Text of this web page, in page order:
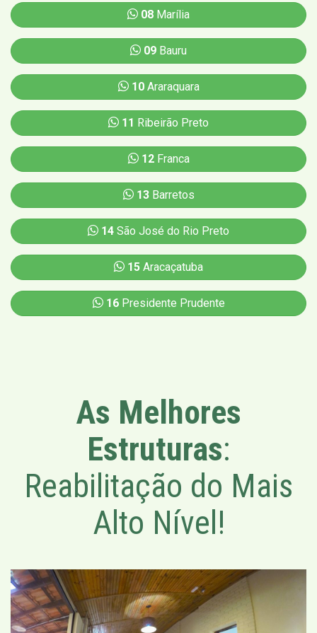
08 Marília
09 Bauru
10Araraquara
11 Ribeirão Preto
12Franca
13Barretos
14 São José do Rio Preto
15 Aracaçatuba
16Presidente Prudente
As Melhores
Estruturas:
Reabilitação do Mais
Alto Nível!